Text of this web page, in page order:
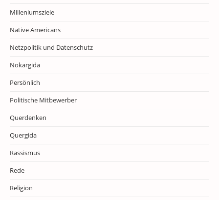
Milleniumsziele
Native Americans
Netzpolitik und Datenschutz
Nokargida
Persönlich
Politische Mitbewerber
Querdenken
Quergida
Rassismus
Rede
Religion